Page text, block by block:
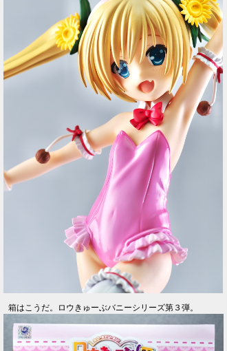
箱はこうだ。ロウきゅーぶバニーシリーズ第３弾。